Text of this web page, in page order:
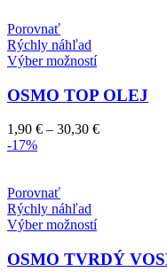
stránke
produktu.
Porovnať
Rýchly náhľad
Výber možnostíTento
má
viacero
variantov.
stránke
produktu.
OSMO TOP OLEJ
1,90 € – 30,30 €Price
-17%
Porovnať
Rýchly náhľad
Výber možnostíTento
má
OSMO TVRDÝ